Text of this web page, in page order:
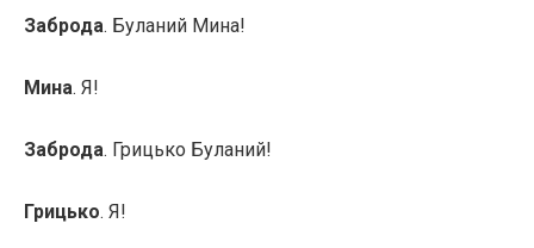
Заброда. Буланий Мина!
Мина. Я!
Заброда. Грицько Буланий!
Грицько. Я!